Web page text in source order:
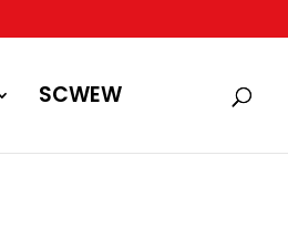
SCWEW